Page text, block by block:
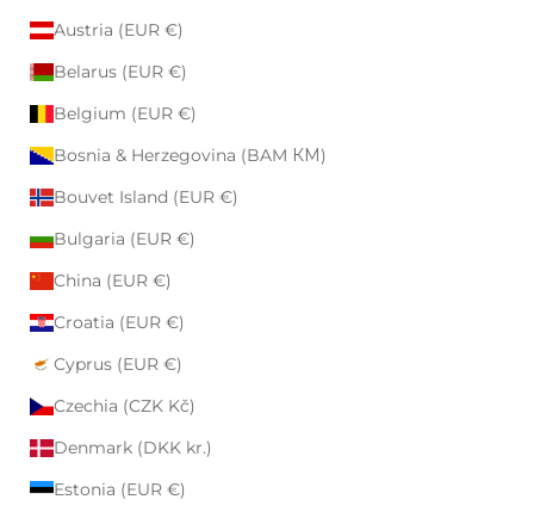
Austria (EUR €)
Belarus (EUR €)
Belgium (EUR €)
Bosnia & Herzegovina (BAM КМ)
Bouvet Island (EUR €)
Bulgaria (EUR €)
China (EUR €)
Croatia (EUR €)
Cyprus (EUR €)
Czechia (CZK Kč)
Denmark (DKK kr.)
Estonia (EUR €)